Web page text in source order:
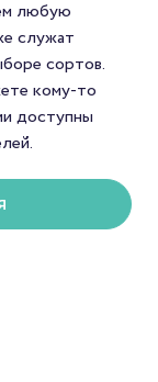
вкусом. А
покупателей —
редкий
редко
продаже.
любую
служат
сортов.
кому-то
доступны